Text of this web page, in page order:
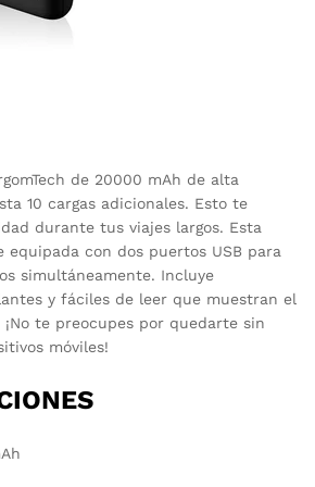
de 20000 mAh de alta
10 cargas adicionales. Esto te
durante tus viajes largos. Esta
equipada con dos puertos USB para
simultáneamente. Incluye
y fáciles de leer que muestran el
te preocupes por quedarte sin
móviles!